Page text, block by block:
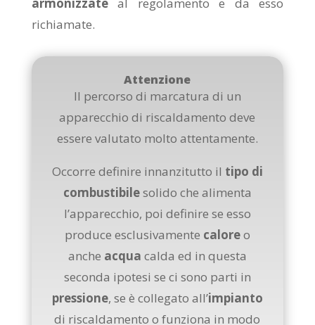
richiamate.
Attenzione
Il percorso di marcatura di un
apparecchio di riscaldamento deve
essere valutato molto attentamente.
Occorre definire innanzitutto il tipo di
combustibilesolido che alimenta
l’apparecchio, poi definire se esso
produce esclusivamente caloreo
anche acqua calda ed in questa
seconda ipotesi se ci sono parti in
pressione, se è collegato all’impianto
di riscaldamento o funziona in modo